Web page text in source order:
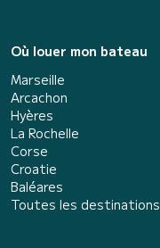
Où louer mon bateau
Marseille
Arcachon
Hyères
La Rochelle
Corse
Croatie
Baléares
Toutes les destinations